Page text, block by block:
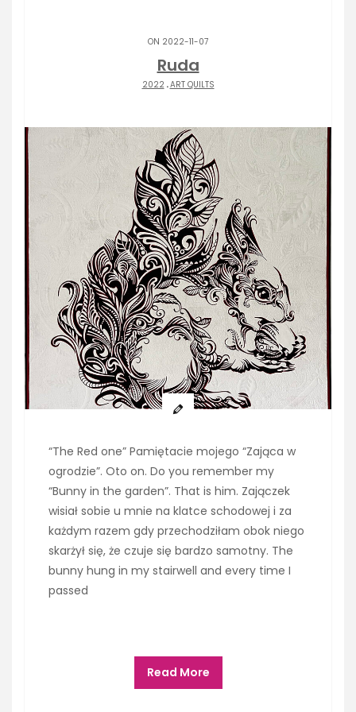
ON 2022-11-07
Ruda
2022 .ART QUILTS
“The Red one” Pamiętacie mojego “Zająca w
ogrodzie”. Oto on. Do you remember my
“Bunny in the garden”. That is him. Zajączek
wisiał sobie u mnie na klatce schodowej i za
każdym razem gdy przechodziłam obok niego
skarżył się, że czuje się bardzo samotny. The
bunny hung in my stairwell and every time I
passed
Read More